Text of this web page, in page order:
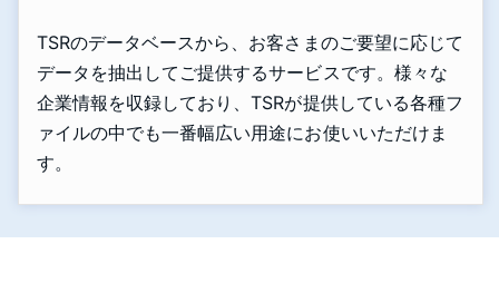
TSRのデータベースから、お客さまのご要望に応じて
データを抽出してご提供するサービスです。様々な
企業情報を収録しており、TSRが提供している各種フ
ァイルの中でも一番幅広い用途にお使いいただけま
す。